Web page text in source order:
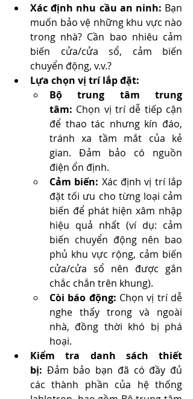
Xác định nhu cầu an ninh: Bạn
muốn bảo vệ những khu vực nào
trong nhà? Cần bao nhiêu cảm
biến cửa/cửa sổ, cảm biến
chuyển động, v.v.?
Lựa chọn vị trí lắp đặt:
Bộ trung tâm trung
tâm: Chọn vị trí dễ tiếp cận
để thao tác nhưng kín đáo,
tránh xa tầm mắt của kẻ
gian. Đảm bảo có nguồn
điện ổn định.
Cảm biến: Xác định vị trí lắp
đặt tối ưu cho từng loại cảm
biến để phát hiện xâm nhập
hiệu quả nhất (ví dụ: cảm
biến chuyển động nên bao
phủ khu vực rộng, cảm biến
cửa/cửa sổ nên được gắn
chắc chắn trên khung).
Còi báo động: Chọn vị trí dễ
nghe thấy trong và ngoài
nhà, đồng thời khó bị phá
hoại.
Kiểm tra danh sách thiết
bị: Đảm bảo bạn đã có đầy đủ
các thành phần của hệ thống